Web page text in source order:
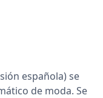
española) se
de moda. Se